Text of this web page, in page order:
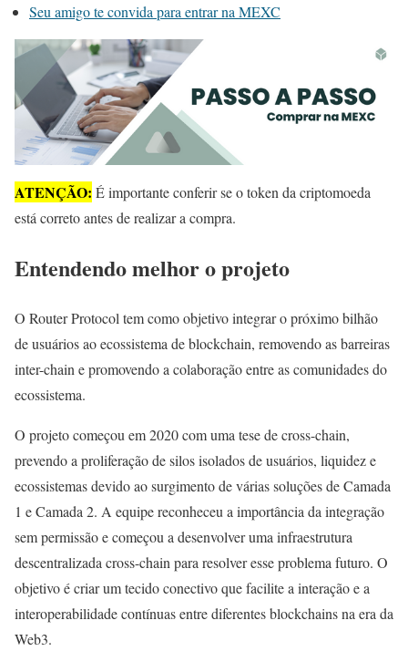
Seu amigo te convida para entrar na MEXC
ATENÇÃO: É importante conferir se o token da criptomoeda
está correto antes de realizar a compra.
Entendendo melhor o projeto
O Router Protocol tem como objetivo integrar o próximo bilhão
de usuários ao ecossistema de blockchain, removendo as barreiras
inter-chain e promovendo a colaboração entre as comunidades do
ecossistema.
O projeto começou em 2020 com uma tese de cross-chain,
prevendo a proliferação de silos isolados de usuários, liquidez e
ecossistemas devido ao surgimento de várias soluções de Camada
1 e Camada 2. A equipe reconheceu a importância da integração
sem permissão e começou a desenvolver uma infraestrutura
descentralizada cross-chain para resolver esse problema futuro. O
objetivo é criar um tecido conectivo que facilite a interação e a
interoperabilidade contínuas entre diferentes blockchains na era da
Web3.